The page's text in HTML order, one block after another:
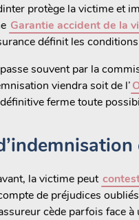
protège la victime et
Garantie accident de la
définit les
souvent par la
viendra soit de l’
ferme toute
la victime peut
de préjudices
cède parfois face